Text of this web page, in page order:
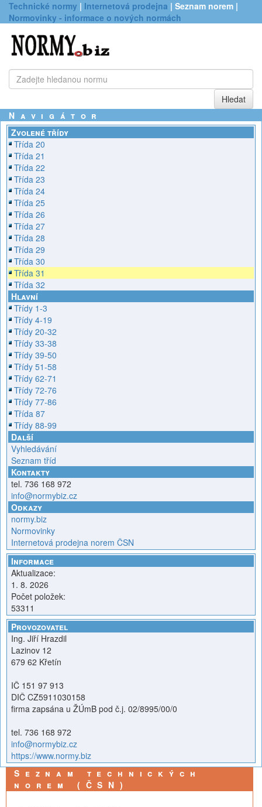
Technické normy | Internetová prodejna | Seznam norem |
Normovinky - informace o nových normách
Navigátor
Zvolené třídy
Třída 20
Třída 21
Třída 22
Třída 23
Třída 24
Třída 25
Třída 26
Třída 27
Třída 28
Třída 29
Třída 30
Třída 31
Třída 32
Hlavní
Třídy 1-3
Třídy 4-19
Třídy 20-32
Třídy 33-38
Třídy 39-50
Třídy 51-58
Třídy 62-71
Třídy 72-76
Třídy 77-86
Třída 87
Třídy 88-99
Další
Vyhledávání
Seznam tříd
Kontakty
tel. 736 168 972
info@normybiz.cz
Odkazy
normy.biz
Normovinky
Internetová prodejna norem ČSN
Informace
Aktualizace:
1. 8. 2026
Počet položek:
53311
Provozovatel
Ing. Jiří Hrazdil
Lazinov 12
679 62 Křetín
IČ 151 97 913
DIČ CZ5911030158
firma zapsána u ŽÚmB pod č.j. 02/8995/00/0
tel. 736 168 972
info@normybiz.cz
https://www.normy.biz
Seznam technických
norem (ČSN)